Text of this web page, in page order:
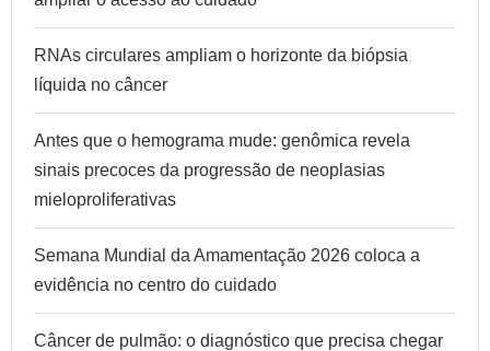
RNAs circulares ampliam o horizonte da biópsia
líquida no câncer
Antes que o hemograma mude: genômica revela
sinais precoces da progressão de neoplasias
mieloproliferativas
Semana Mundial da Amamentação 2026 coloca a
evidência no centro do cuidado
Câncer de pulmão: o diagnóstico que precisa chegar